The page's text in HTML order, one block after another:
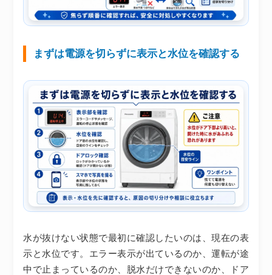
まずは電源を切らずに表示と水位を確認する
水が抜けない状態で最初に確認したいのは、現在の表
示と水位です。エラー表示が出ているのか、運転が途
中で止まっているのか、脱水だけできないのか、ドア